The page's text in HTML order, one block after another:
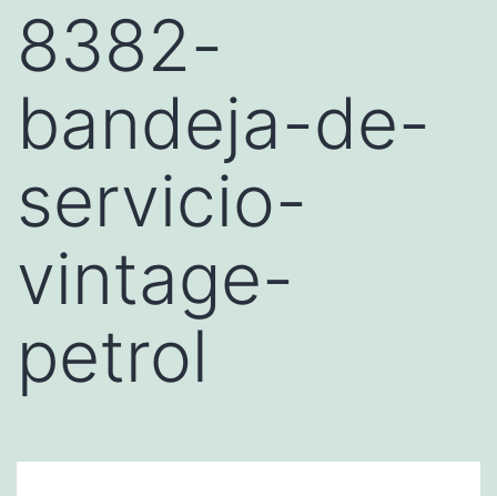
8382-
bandeja-de-
servicio-
vintage-
petrol